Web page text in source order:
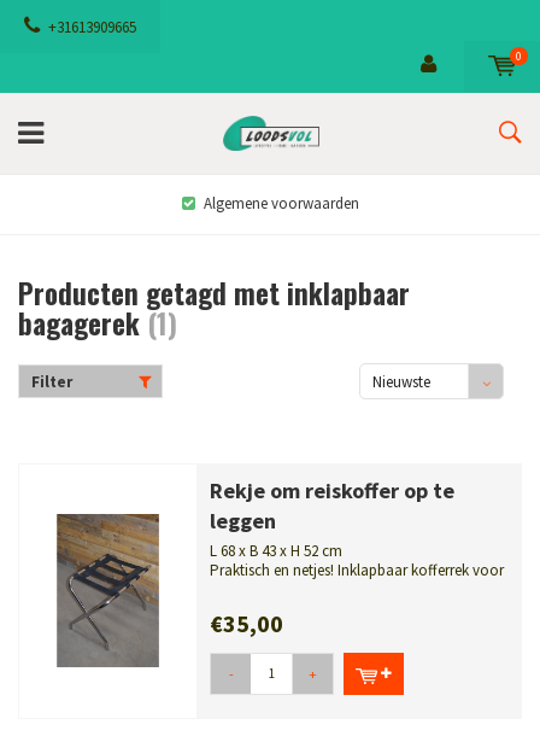
+31613909665
0
Algemene voorwaarden
Producten getagd met inklapbaar
bagagerek(1)
Filter
Nieuwste
Rekje om reiskoffer op te
leggen
L 68 x B 43 x H 52 cm
Praktisch en netjes! Inklapbaar kofferrek voor
€35,00
- +